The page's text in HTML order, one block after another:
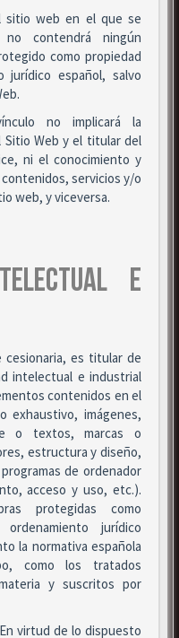
sitio web en el que se
no contendrá ningún
como propiedad
jurídico español, salvo
no implicará la
Sitio Web y el titular del
ni el conocimiento y
servicios y/o
web, y viceversa.
E
cesionaria, es titular de
intelectual e industrial
contenidos en el
exhaustivo, imágenes,
o textos, marcas o
estructura y diseño,
de ordenador
acceso y uso, etc.).
protegidas como
jurídico
la normativa española
como los tratados
y suscritos por
virtud de lo dispuesto